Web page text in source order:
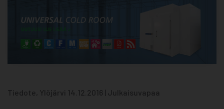
Tiedote, Ylöjärvi 14.12.2016 | Julkaisuvapaa